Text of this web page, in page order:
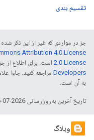
تقسیم بندی
جز در مواردی که غیر از این ذکر
Attribution 4.0 License
2.0 License است. برای اطلاع از
Developers‏
به آن است.
تاریخ آخرین به‌روزرسانی 2026-07-06 به‌وقت ساعت هماهنگ جهانی.
وبلاگ